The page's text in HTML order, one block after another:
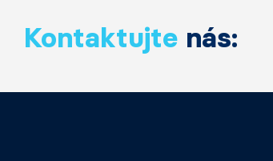
Kontaktujte nás: